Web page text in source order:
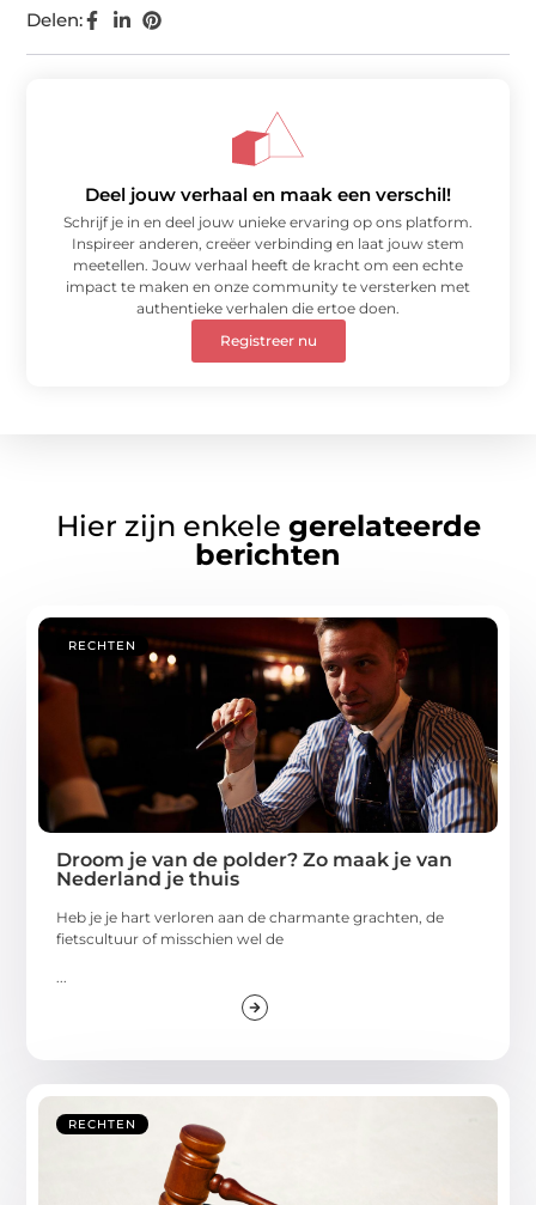
Delen:
Deel jouw verhaal en maak een verschil!
Schrijf je in en deel jouw unieke ervaring op ons platform.
Inspireer anderen, creëer verbinding en laat jouw stem
meetellen. Jouw verhaal heeft de kracht om een echte
impact te maken en onze community te versterken met
authentieke verhalen die ertoe doen.
Registreer nu
Hier zijn enkele gerelateerde
berichten
RECHTEN
Droom je van de polder? Zo maak je van
Nederland je thuis
Heb je je hart verloren aan de charmante grachten, de
fietscultuur of misschien wel de
...
RECHTEN